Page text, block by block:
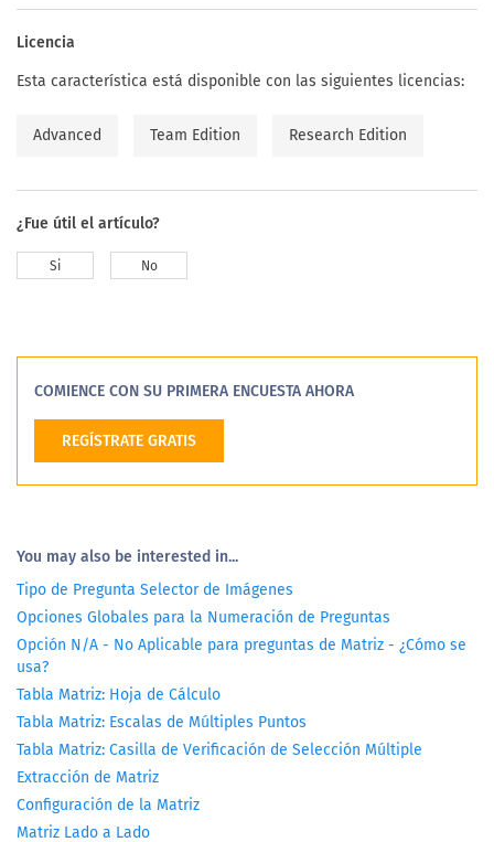
Licencia
Esta característica está disponible con las siguientes licencias:
Advanced Team Edition Research Edition
¿Fue útil el artículo?
Si No
COMIENCE CON SU PRIMERA ENCUESTA AHORA
REGÍSTRATE GRATIS
You may also be interested in...
Tipo de Pregunta Selector de Imágenes
Opciones Globales para la Numeración de Preguntas
Opción N/A - No Aplicable para preguntas de Matriz - ¿Cómo se
usa?
Tabla Matriz: Hoja de Cálculo
Tabla Matriz: Escalas de Múltiples Puntos
Tabla Matriz: Casilla de Verificación de Selección Múltiple
Extracción de Matriz
Configuración de la Matriz
Matriz Lado a Lado